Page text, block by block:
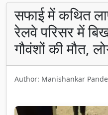
सफाई में कथित
रेलवे परिसर में
गौवंशों की मौत,
Author: Manishankar